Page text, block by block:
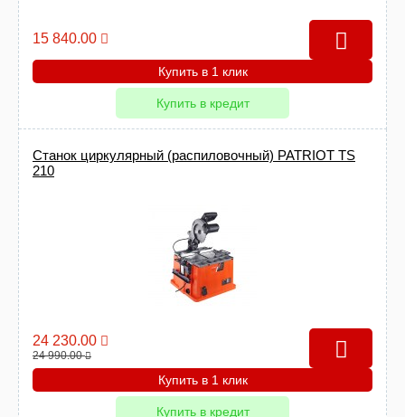
15 840.00
Купить в 1 клик
Купить в кредит
Станок циркулярный (распиловочный) PATRIOT TS
210
24 230.00
24 990.00
Купить в 1 клик
Купить в кредит